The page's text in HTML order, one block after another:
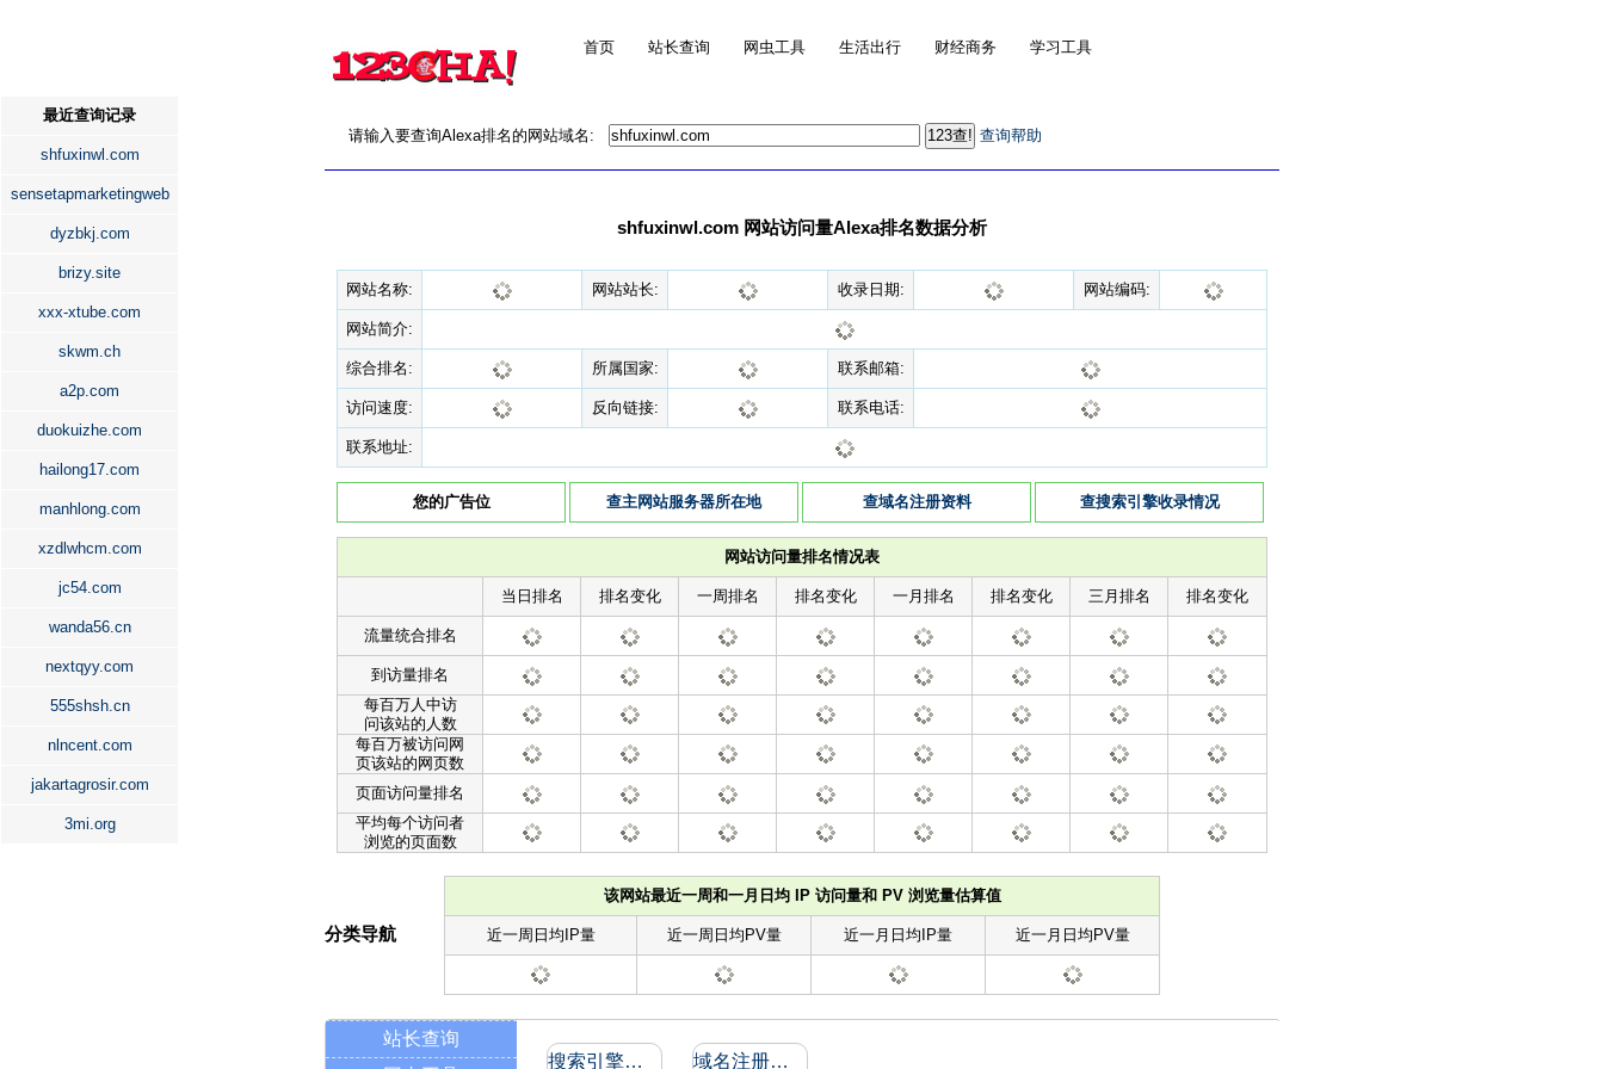
首页 站长查询 网虫工具 生活出行 财经商务 学习工具
最近查询记录
shfuxinwl.com
sensetapmarketingweb
dyzbkj.com
brizy.site
xxx-xtube.com
skwm.ch
a2p.com
duokuizhe.com
hailong17.com
manhlong.com
xzdlwhcm.com
jc54.com
wanda56.cn
nextqyy.com
555shsh.cn
nlncent.com
jakartagrosir.com
3mi.org
请输入要查询Alexa排名的网站域名: 查询帮助
shfuxinwl.com 网站访问量Alexa排名数据分析
网站名称: 网站站长: 收录日期: 网站编码:
网站简介:
综合排名: 所属国家: 联系邮箱:
访问速度: 反向链接: 联系电话:
联系地址:
您的广告位 查主网站服务器所在地 查域名注册资料 查搜索引擎收录情况
网站访问量排名情况表
当日排名 排名变化 一周排名 排名变化 一月排名 排名变化 三月排名 排名变化
流量统合排名
到访量排名
每百万人中访
问该站的人数
每百万被访问网
页该站的网页数
页面访问量排名
平均每个访问者
浏览的页面数
该网站最近一周和一月日均 IP 访问量和 PV 浏览量估算值
近一周日均IP量 近一周日均PV量 近一月日均IP量 近一月日均PV量
分类导航
站长查询
搜索引擎收录和反向链接 域名注册信息